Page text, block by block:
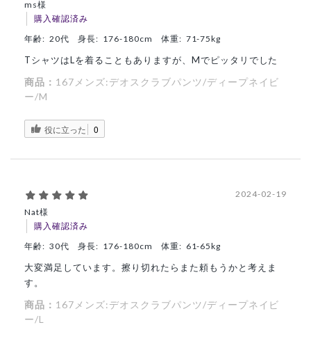
ms様
購入確認済み
年齢: 20代 身長: 176-180cm 体重: 71-75kg
TシャツはLを着ることもありますが、Mでピッタリでした
商品： 167メンズ:デオスクラブパンツ/ディープネイビ
ー/M
役に立った 0
Nat様
購入確認済み
2024-02-19
年齢: 30代 身長: 176-180cm 体重: 61-65kg
大変満足しています。擦り切れたらまた頼もうかと考えま
す。
商品： 167メンズ:デオスクラブパンツ/ディープネイビ
ー/L